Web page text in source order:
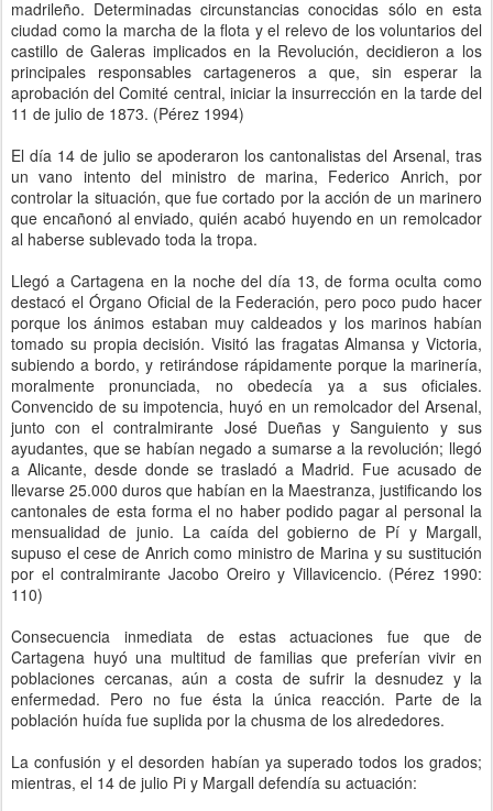
madrileño. Determinadas circunstancias conocidas sólo en esta
ciudad como la marcha de la flota y el relevo de los voluntarios del
castillo de Galeras implicados en la Revolución, decidieron a los
principales responsables cartageneros a que, sin esperar la
aprobación del Comité central, iniciar la insurrección en la tarde del
11 de julio de 1873. (Pérez 1994)
El día 14 de julio se apoderaron los cantonalistas del Arsenal, tras
un vano intento del ministro de marina, Federico Anrich, por
controlar la situación, que fue cortado por la acción de un marinero
que encañonó al enviado, quién acabó huyendo en un remolcador
al haberse sublevado toda la tropa.
Llegó a Cartagena en la noche del día 13, de forma oculta como
destacó el Órgano Oficial de la Federación, pero poco pudo hacer
porque los ánimos estaban muy caldeados y los marinos habían
tomado su propia decisión. Visitó las fragatas Almansa y Victoria,
subiendo a bordo, y retirándose rápidamente porque la marinería,
moralmente pronunciada, no obedecía ya a sus oficiales.
Convencido de su impotencia, huyó en un remolcador del Arsenal,
junto con el contralmirante José Dueñas y Sanguiento y sus
ayudantes, que se habían negado a sumarse a la revolución; llegó
a Alicante, desde donde se trasladó a Madrid. Fue acusado de
llevarse 25.000 duros que habían en la Maestranza, justificando los
cantonales de esta forma el no haber podido pagar al personal la
mensualidad de junio. La caída del gobierno de Pí y Margall,
supuso el cese de Anrich como ministro de Marina y su sustitución
por el contralmirante Jacobo Oreiro y Villavicencio. (Pérez 1990:
110)
Consecuencia inmediata de estas actuaciones fue que de
Cartagena huyó una multitud de familias que preferían vivir en
poblaciones cercanas, aún a costa de sufrir la desnudez y la
enfermedad. Pero no fue ésta la única reacción. Parte de la
población huída fue suplida por la chusma de los alrededores.
La confusión y el desorden habían ya superado todos los grados;
mientras, el 14 de julio Pi y Margall defendía su actuación: